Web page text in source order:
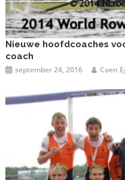
Nieuwe hoofdcoaches
coach
september 24, 2016 Coen